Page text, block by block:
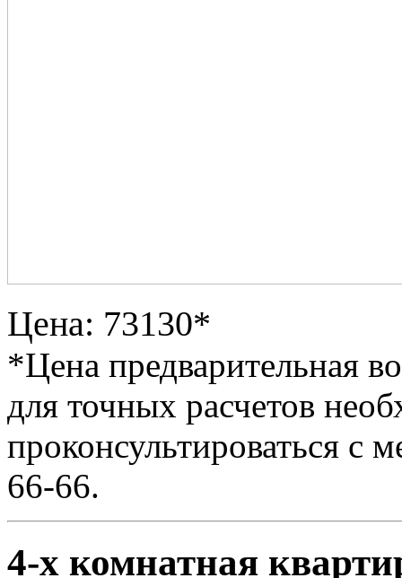
Цена: 73130*
*Цена предварительная
для точных расчетов
проконсультироваться с
66-66.
4-х комнатная